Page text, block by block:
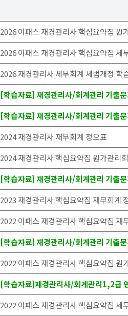
2026 이패스 재경관리사 핵심요약집 원
2026 이패스 재경관리사 핵심요약집 세
2026 재경관리사 세무회계 세법개정 학
[학습자료] 재경관리사/회계관리 기출
[학습자료] 재경관리사/회계관리 기출
2024 재경관리사 재무회계 정오표
2024 재경관리사 핵심요약집 원가관리
[학습자료] 재경관리사/회계관리 기출
2023 재경관리사 핵심요약집 재무회계
2022 이패스 재경관리사 핵심요약집 재
[학습자료] 재경관리사/회계관리 기출
2022 이패스 재경관리사 핵심요약집 원
[학습자료]재경관리사/회계관리1,2급
2022 이패스 재경관리사 핵심요약집 세